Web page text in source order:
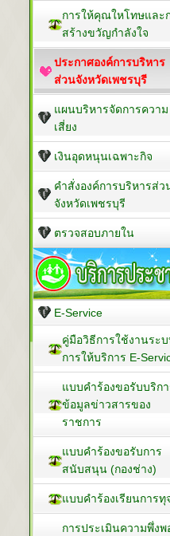
การให้คุณใหโทษและ
สร้างขวัญกำลังใจ
ประกาศองค์การบริหาร
ส่วนจังหวัดเพชรบุรี
แผนบริหารจัดการความ
เสี่ยง
เงินอุดหนุนเฉพาะกิจ
คำสั่งองค์การบริหารส่ว
จังหวัดเพชรบุรี
ตรวจสอบภายใน
E-Service
คู่มือวิธีการใช้งานระ
การให้บริการ E-
แบบคำร้องขอรับบริก
ข้อมูลข่าวสารของ
ราชการ
แบบคำร้องขอรับการ
สนับสนุน (กองช่าง)
แบบคำร้องเรียนการทุ
การประเมินความพึ่งพ